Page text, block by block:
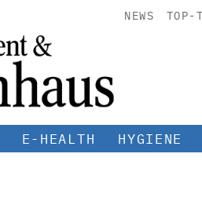
NEWS TOP-
E-HEALTH HYGIENE